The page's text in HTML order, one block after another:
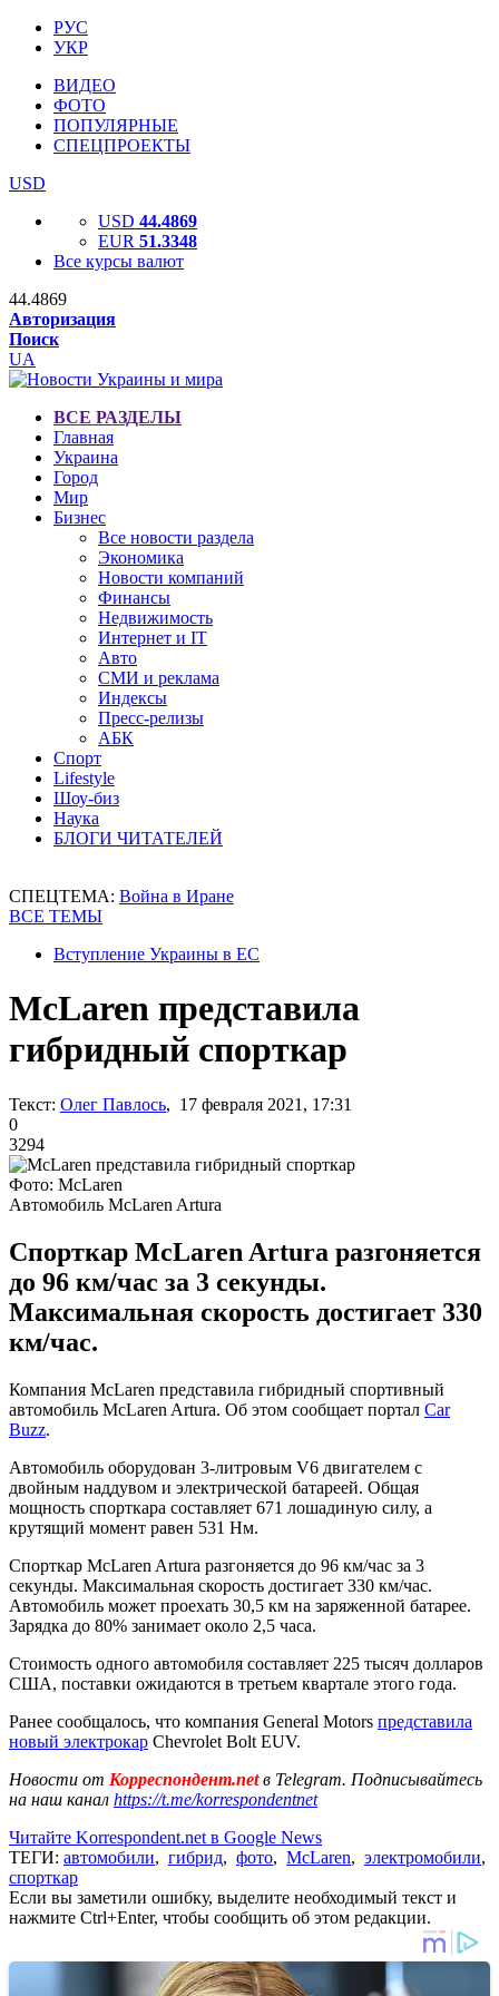
РУС
УКР
ВИДЕО
ФОТО
ПОПУЛЯРНЫЕ
СПЕЦПРОЕКТЫ
USD
USD 44.4869
EUR 51.3348
Все курсы валют
44.4869
Авторизация
Поиск
UA
ВСЕ РАЗДЕЛЫ
Главная
Украина
Город
Мир
Бизнес
Все новости раздела
Экономика
Новости компаний
Финансы
Недвижимость
Интернет и IT
Авто
СМИ и реклама
Индексы
Пресс-релизы
АБК
Спорт
Lifestyle
Шоу-биз
Наука
БЛОГИ ЧИТАТЕЛЕЙ
СПЕЦТЕМА: Война в Иране
ВСЕ ТЕМЫ
Вступление Украины в ЕС
McLaren представила
гибридный спорткар
Текст: Олег Павлось, 17 февраля 2021, 17:31
0
3294
Фото: McLaren
Автомобиль McLaren Artura
Спорткар McLaren Artura разгоняется
до 96 км/час за 3 секунды.
Максимальная скорость достигает 330
км/час.
Компания McLaren представила гибридный спортивный
автомобиль McLaren Artura. Об этом сообщает портал Car
Buzz.
Автомобиль оборудован 3-литровым V6 двигателем с
двойным наддувом и электрической батареей. Общая
мощность спорткара составляет 671 лошадиную силу, а
крутящий момент равен 531 Нм.
Спорткар McLaren Artura разгоняется до 96 км/час за 3
секунды. Максимальная скорость достигает 330 км/час.
Автомобиль может проехать 30,5 км на заряженной батарее.
Зарядка до 80% занимает около 2,5 часа.
Стоимость одного автомобиля составляет 225 тысяч долларов
США, поставки ожидаются в третьем квартале этого года.
Ранее сообщалось, что компания General Motors представила
новый электрокар Chevrolet Bolt EUV.
Новости от Корреспондент.netв Telegram. Подписывайтесь
на наш канал https://t.me/korrespondentnet
Читайте Korrespondent.net в Google News
ТЕГИ: автомобили, гибрид, фото, McLaren, электромобили,
спорткар
Если вы заметили ошибку, выделите необходимый текст и
нажмите Ctrl+Enter, чтобы сообщить об этом редакции.